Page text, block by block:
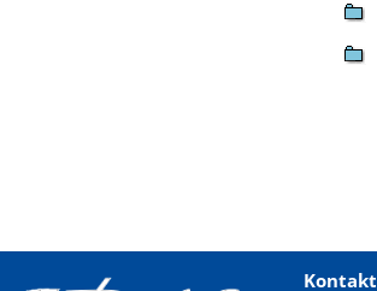
Kontakt